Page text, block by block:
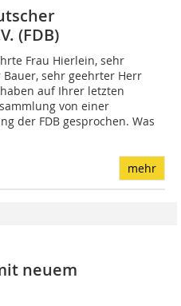
(FDB)
Frau Hierlein, sehr
sehr geehrter Herr
auf Ihrer letzten
von einer
der FDB gesprochen. Was
mehr
neuem